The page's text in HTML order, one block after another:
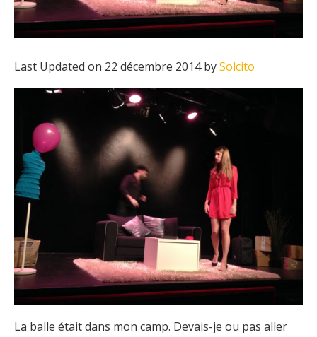
Last Updated on 22 décembre 2014 bySolcito
La balle était dans mon camp. Devais-je ou pas aller